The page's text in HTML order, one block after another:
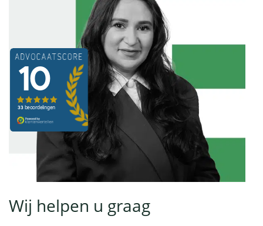
Wij helpen u graag